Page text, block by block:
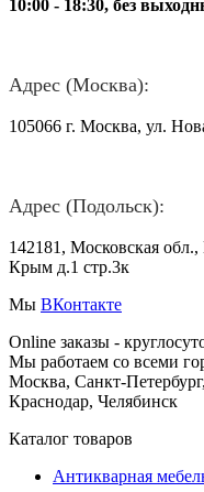
10:00 - 18:30, без
Адрес (Москва):
105066 г. Москва, ул.
Адрес (Подольск):
142181, Московская
Крым д.1 стр.3к
Мы ВКонтакте
Online заказы -
Мы работаем со всеми
Москва, Санкт-
Краснодар, Челябинск
Каталог товаров
Антикварная